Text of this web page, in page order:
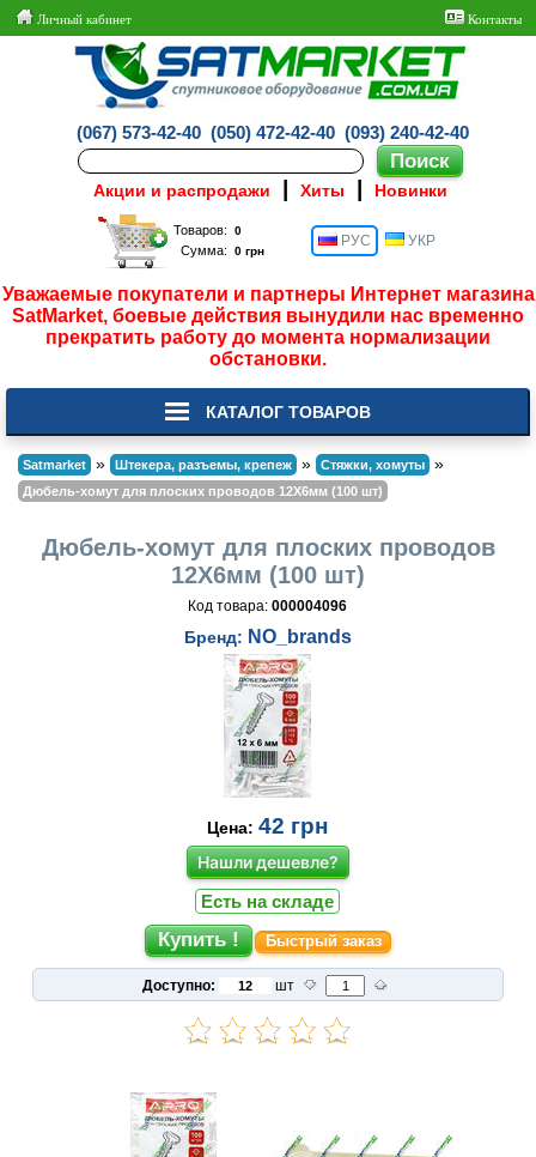
Личный кабинет Контакты
(067) 573-42-40 (050) 472-42-40 (093) 240-42-40
Акции и распродажи Хиты Новинки
Товаров:
Сумма:
РУС УКР
Уважаемые покупатели и партнеры Интернет магазина
SatMarket, боевые действия вынудили нас временно
прекратить работу до момента нормализации
обстановки.
КАТАЛОГ ТОВАРОВ
Satmarket » Штекера, разъемы, крепеж » Стяжки, хомуты »
Дюбель-хомут для плоских проводов 12X6мм (100 шт)
Дюбель-хомут для плоских проводов
12X6мм (100 шт)
Код товара:000004096
Бренд: NO_brands
Цена: 42 грн
Нашли дешевле?
Есть на складе
Быстрый заказ
Доступно: шт